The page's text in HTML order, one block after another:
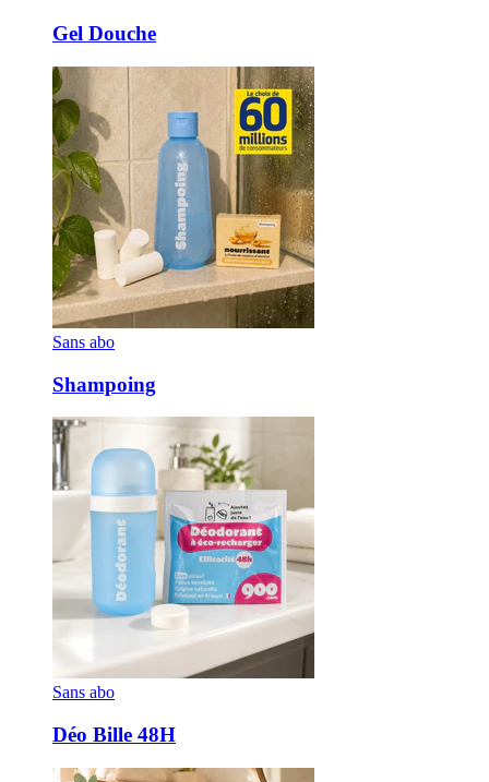
Gel Douche
Sans abo
Shampoing
Sans abo
Déo Bille 48H